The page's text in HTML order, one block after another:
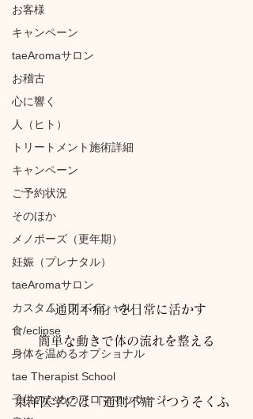
お客様
キャンペーン
taeAromaサロン
お稽古
心に響く
人（ヒト）
トリートメント施術詳細
キャンペーン
ご予約状況
そのほか
メノポーズ（更年期）
妊娠（プレナタル）
taeAromaサロン
カスタム・フェイシャル
食/eclipse
身体を温めるオプショナル
tae Therapist School
子供のためのアロママッサージ
「通則不痛」を日常に活かす
簡単な動きで体の流れを整える
東洋医学には「通則不痛（つうそくふ